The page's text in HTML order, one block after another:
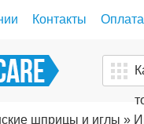
Контакты
шприцы и иглы »